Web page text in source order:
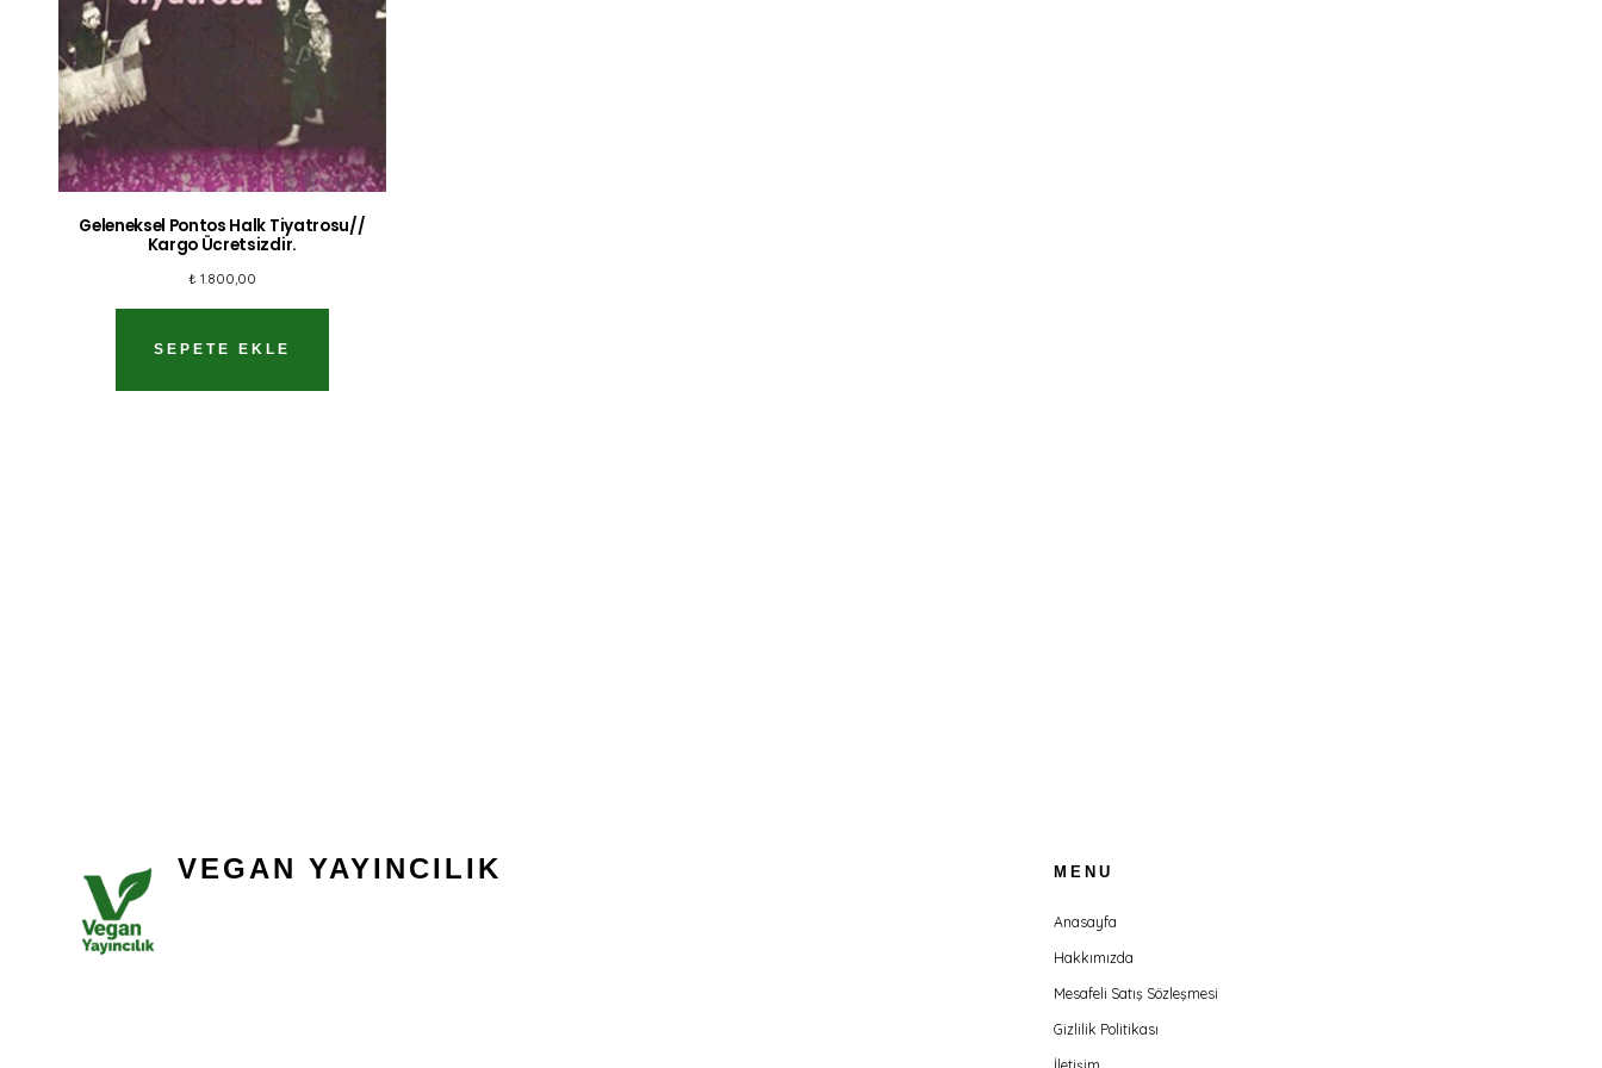
Geleneksel Pontos Halk Tiyatrosu//
Kargo Ücretsizdir.
₺ 1.800,00
SEPETE EKLE
VEGAN YAYINCILIK MENU
Anasayfa
Hakkımızda
Mesafeli Satış Sözleşmesi
Gizlilik Politikası